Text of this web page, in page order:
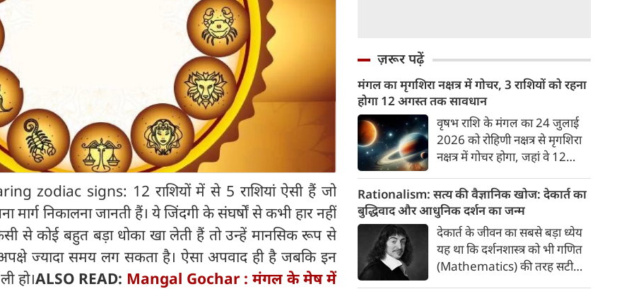
zodiac signs: 12 राशियों में से 5 राशियां ऐसी हैं जो
मार्ग निकालना जानती हैं। ये जिंदगी के संघर्षों से कभी हार नहीं
से कोई बहुत बड़ा धोका खा लेती हैं तो उन्हें मानसिक रूप से
ज्यादा समय लग सकता है। ऐसा अपवाद ही है जबकि इन
हो।ALSO READ: Mangal Gochar : मंगल के मेष में
ज़रूर पढ़ें
मंगल का मृगशिरा नक्षत्र में गोचर, 3 राशियों को रहना
होगा 12 अगस्त तक सावधान
वृषभ राशि के मंगल का 24 जुलाई
2026 को रोहिणी नक्षत्र से मृगशिरा
नक्षत्र में गोचर होगा, जहां वे 12
परिवर्तन के चलते 3 राशि के लोगों
को 12 अगस्त तक रहना होगा
सावधान। चलिए जानते हैं कि किन
राशि 3 राशियों को रहना होगा
सावधान।
Rationalism: सत्य की वैज्ञानिक खोज: देकार्त का
बुद्धिवाद और आधुनिक दर्शन का जन्म
देकार्त के जीवन का सबसे बड़ा ध्येय
यह था कि दर्शनशास्त्र को भी गणित
(Mathematics) की तरह सटीक,